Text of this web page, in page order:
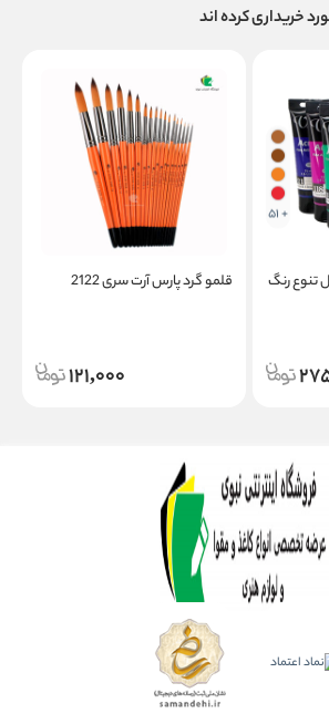
خریداری کرده اند
+ 51
قلمو گرد پارس آرت سری 2122
121,000